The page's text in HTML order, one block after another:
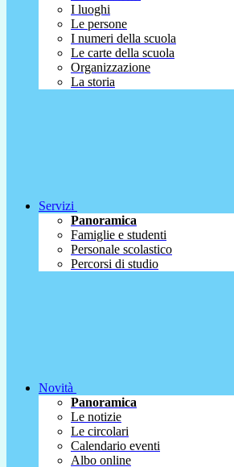
I luoghi
Le persone
I numeri della scuola
Le carte della scuola
Organizzazione
La storia
Servizi
Panoramica
Famiglie e studenti
Personale scolastico
Percorsi di studio
Novità
Panoramica
Le notizie
Le circolari
Calendario eventi
Albo online